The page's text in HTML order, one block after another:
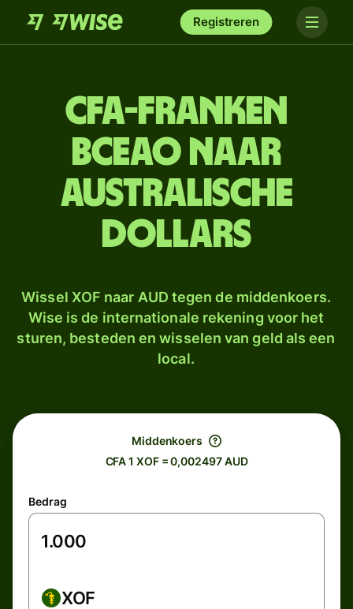
Registreren
CFA-franken
BCEAO naar
Australische
dollars
Wissel XOF naar AUD tegen de middenkoers.
Wise is de internationale rekening voor het
sturen, besteden en wisselen van geld als een
local.
Middenkoers
CFA 1 XOF = 0,002497 AUD
Bedrag
XOF